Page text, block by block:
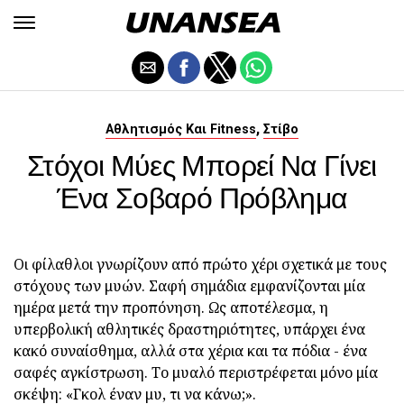
Αθλητισμός Και Fitness, Στίβο
Στόχοι Μύες Μπορεί Να Γίνει
Ένα Σοβαρό Πρόβλημα
Οι φίλαθλοι γνωρίζουν από πρώτο χέρι σχετικά με τους
στόχους των μυών. Σαφή σημάδια εμφανίζονται μία
ημέρα μετά την προπόνηση. Ως αποτέλεσμα, η
υπερβολική αθλητικές δραστηριότητες, υπάρχει ένα
κακό συναίσθημα, αλλά στα χέρια και τα πόδια - ένα
σαφές αγκίστρωση. Το μυαλό περιστρέφεται μόνο μία
σκέψη: «Γκολ έναν μυ, τι να κάνω;».